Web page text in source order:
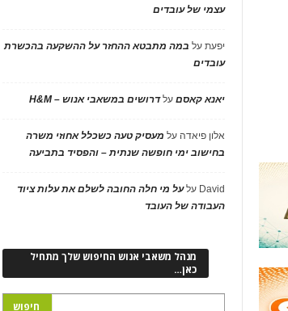
עצמי של עובדים
יפעתעל במה מתבטא ההחזר על ההשקעה בהכשרת
עובדים
יאנא קאסםעלדרושים במשאבי אנוש – H&M
אלון פיאדה על מעסיק טעה כשכלל אחוזי משרה
בחישוב ימי חופשה שנתית – והפסיד בתביעה
David עלעל מי חלה החובה לשלם את עלות ציוד
העבודה של העובד
מנהל משאבי אנוש החיפוש שלך מתחיל
כאן…